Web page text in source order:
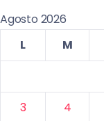
Agosto 2026
L
M
3
4